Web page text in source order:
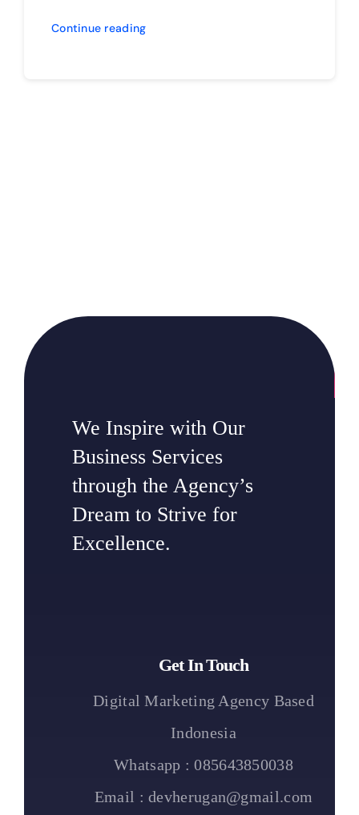
Continue reading
We Inspire with Our
Business Services
through the Agency’s
Dream to Strive for
Excellence.
Get In Touch
Digital Marketing Agency Based
Indonesia
Whatsapp : 085643850038
Email : devherugan@gmail.com